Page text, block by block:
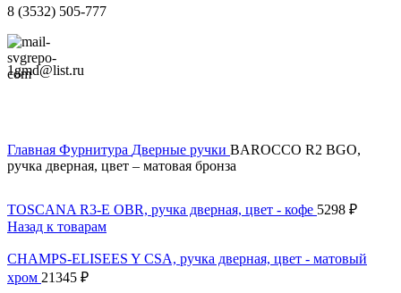
8 (3532) 505-777
1gmd@list.ru
Главная Фурнитура Дверные ручки BAROCCO R2 BGO,
ручка дверная, цвет – матовая бронза
TOSCANA R3-E OBR, ручка дверная, цвет - кофе 5298 ₽
Назад к товарам
CHAMPS-ELISEES Y CSA, ручка дверная, цвет - матовый
хром 21345 ₽